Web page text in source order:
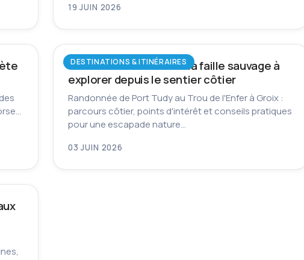
19 JUIN 2026
DESTINATIONS & ITINÉRAIRES
Trou de l’Enfer à Groix : la faille sauvage à
explorer depuis le sentier côtier
Randonnée de Port Tudy au Trou de l'Enfer à Groix :
parcours côtier, points d'intérêt et conseils pratiques
pour une escapade nature…
03 JUIN 2026